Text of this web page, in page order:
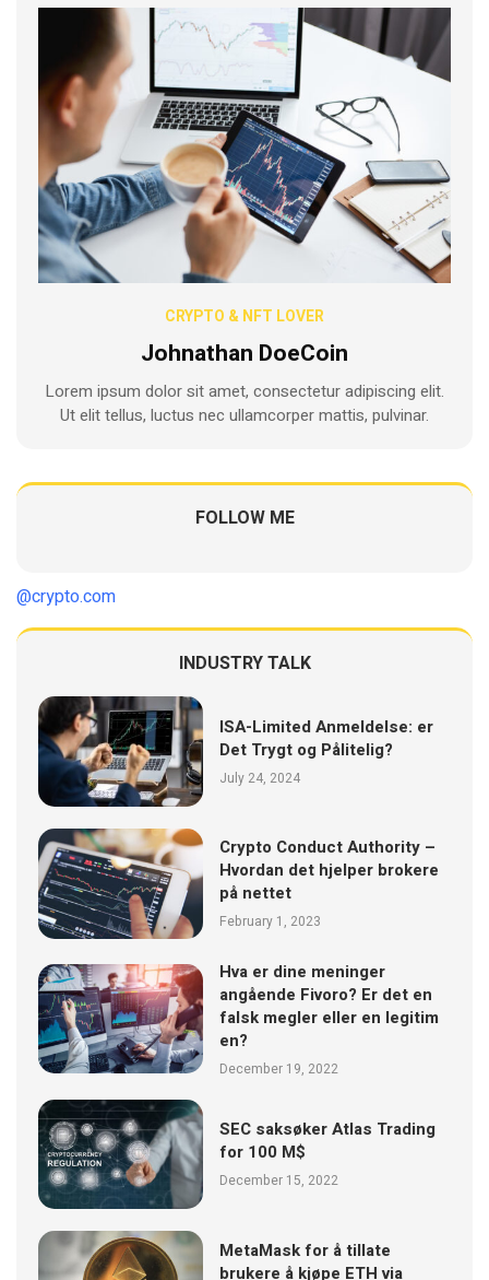
CRYPTO & NFT LOVER
Johnathan DoeCoin
Lorem ipsum dolor sit amet, consectetur adipiscing elit.
Ut elit tellus, luctus nec ullamcorper mattis, pulvinar.
FOLLOW ME
@crypto.com
INDUSTRY TALK
ISA-Limited Anmeldelse: er
Det Trygt og Pålitelig?
July 24, 2024
Crypto Conduct Authority –
Hvordan det hjelper brokere
på nettet
February 1, 2023
Hva er dine meninger
angående Fivoro? Er det en
falsk megler eller en legitim
en?
December 19, 2022
SEC saksøker Atlas Trading
for 100 M$
December 15, 2022
MetaMask for å tillate
brukere å kjøpe ETH via